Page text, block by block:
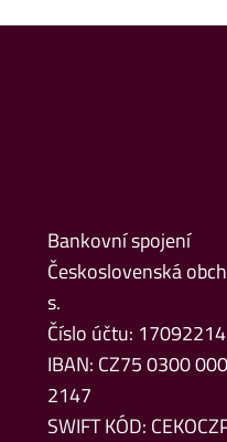
Bankovní spojení
Československá
s.
Číslo účtu:
IBAN: CZ75 0300
2147
SWIFT KÓD: